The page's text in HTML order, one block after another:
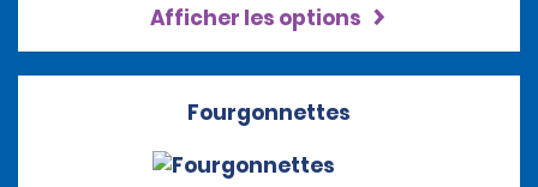
Afficher les options
Fourgonnettes